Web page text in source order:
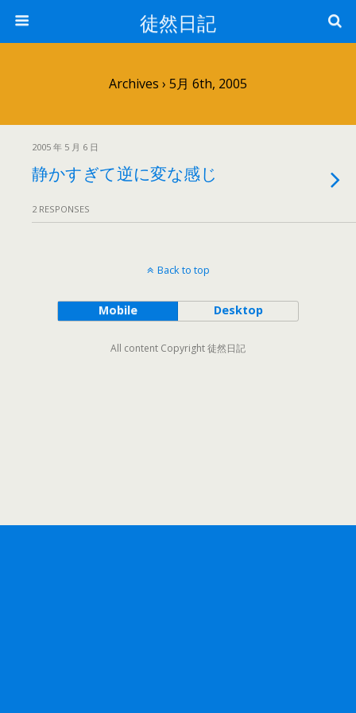
徒然日記
Archives › 5月 6th, 2005
2005 年 5 月 6 日
静かすぎて逆に変な感じ
2 RESPONSES
Back to top
Mobile Desktop
All content Copyright 徒然日記